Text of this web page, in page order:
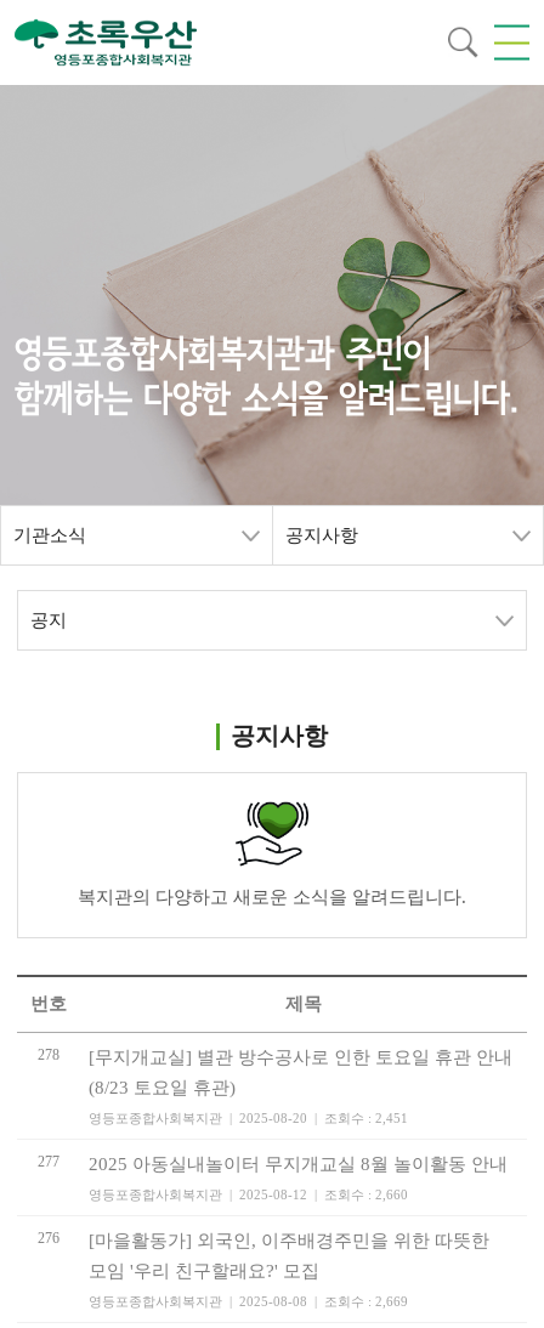
영등포종합사회복지관과 주민이
함께하는 다양한 소식을 알려드립니다.
기관소식 공지사항
공지
공지사항
복지관의 다양하고 새로운 소식을 알려드립니다.
번호 제목
278
[무지개교실] 별관 방수공사로 인한 토요일 휴관 안내
(8/23 토요일 휴관)
영등포종합사회복지관 | 2025-08-20 | 조회수 : 2,451
277 2025 아동실내놀이터 무지개교실 8월 놀이활동 안내
영등포종합사회복지관 | 2025-08-12 | 조회수 : 2,660
276
[마을활동가] 외국인, 이주배경주민을 위한 따뜻한
모임 '우리 친구할래요?' 모집
영등포종합사회복지관 | 2025-08-08 | 조회수 : 2,669